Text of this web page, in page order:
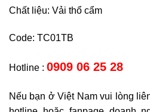
Chất liệu: Vải thổ cẩm
Code: TC01TB
Hotline : 0909 06 25 28
Nếu bạn ở Việt Nam vui lòng